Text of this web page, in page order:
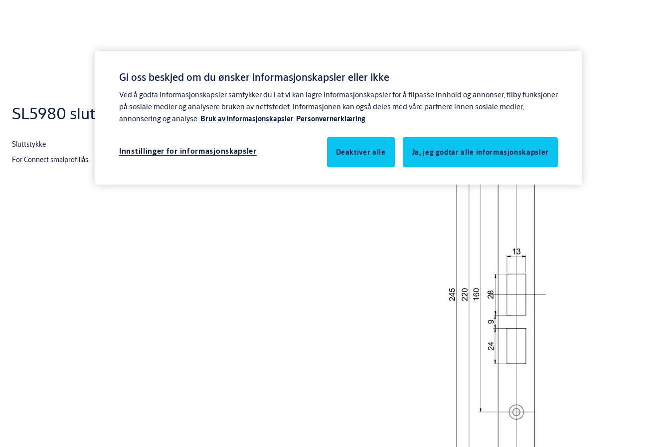
SL5980 sluttstykke
Sluttstykke
For Connect smalprofillås.
Gi oss beskjed om du ønsker informasjonskapsler eller ikke
Ved å godta informasjonskapsler samtykker du i at vi kan lagre informasjonskapsler for å tilpasse innhold og annonser, tilby funksjoner
på sosiale medier og analysere bruken av nettstedet. Informasjonen kan også deles med våre partnere innen sosiale medier,
annonsering og analyse. Bruk av informasjonskapsler Personvernerklæring
Innstillinger for informasjonskapsler Deaktiver alle Ja, jeg godtar alle informasjonskapsler